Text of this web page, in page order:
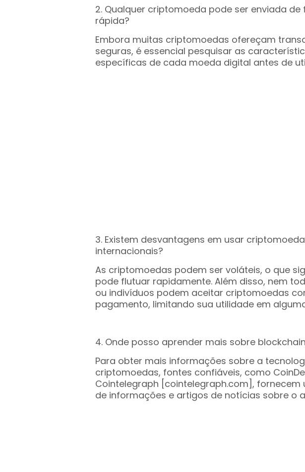
2. Qualquer criptomoeda pode ser enviada
rápida?
Embora muitas criptomoedas ofereçam
seguras, é essencial pesquisar as
específicas de cada moeda digital antes de
3. Existem desvantagens em usar
internacionais?
As criptomoedas podem ser voláteis, o que
pode flutuar rapidamente. Além disso, nem
ou indivíduos podem aceitar criptomoedas
pagamento, limitando sua utilidade em
4. Onde posso aprender mais sobre
Para obter mais informações sobre a
criptomoedas, fontes confiáveis, como
Cointelegraph [cointelegraph.com],
de informações e artigos de notícias sobre o